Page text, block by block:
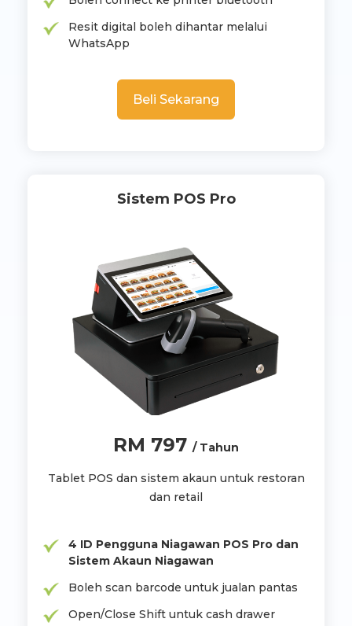
Resit digital boleh dihantar melalui
WhatsApp
Beli Sekarang
Sistem POS Pro
RM 797 / Tahun
Tablet POS dan sistem akaun untuk restoran
dan retail
4 ID Pengguna Niagawan POS Pro dan
Sistem Akaun Niagawan
Boleh scan barcode untuk jualan pantas
Open/Close Shift untuk cash drawer